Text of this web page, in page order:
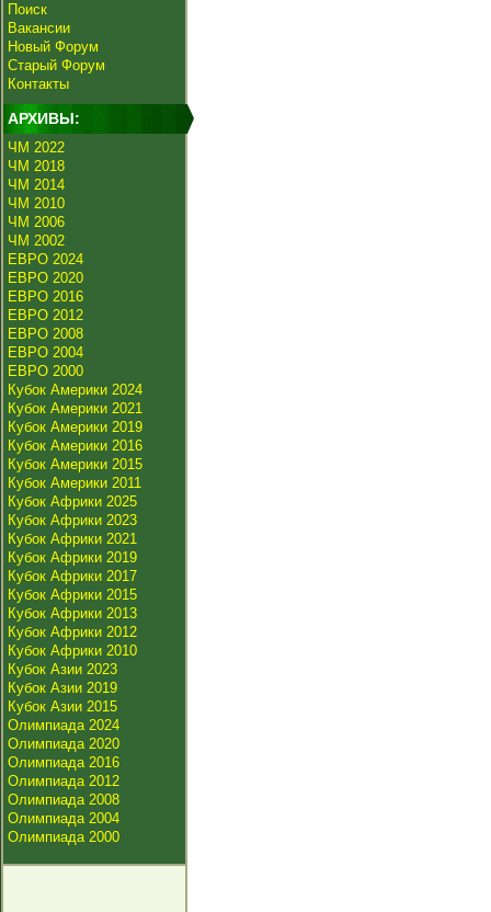
Поиск
Вакансии
Новый Форум
Старый Форум
Контакты
АРХИВЫ:
ЧМ 2022
ЧМ 2018
ЧМ 2014
ЧМ 2010
ЧМ 2006
ЧМ 2002
ЕВРО 2024
ЕВРО 2020
ЕВРО 2016
ЕВРО 2012
ЕВРО 2008
ЕВРО 2004
ЕВРО 2000
Кубок Америки 2024
Кубок Америки 2021
Кубок Америки 2019
Кубок Америки 2016
Кубок Америки 2015
Кубок Америки 2011
Кубок Африки 2025
Кубок Африки 2023
Кубок Африки 2021
Кубок Африки 2019
Кубок Африки 2017
Кубок Африки 2015
Кубок Африки 2013
Кубок Африки 2012
Кубок Африки 2010
Кубок Азии 2023
Кубок Азии 2019
Кубок Азии 2015
Олимпиада 2024
Олимпиада 2020
Олимпиада 2016
Олимпиада 2012
Олимпиада 2008
Олимпиада 2004
Олимпиада 2000